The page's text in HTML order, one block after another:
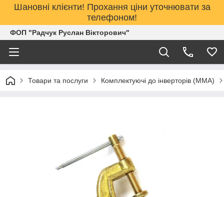
Шановні клієнти! Прохання ціни уточнювати за
телефоном!
ФОП "Радчук Руслан Вікторович"
Товари та послуги Комплектуючі до інверторів (MMA)